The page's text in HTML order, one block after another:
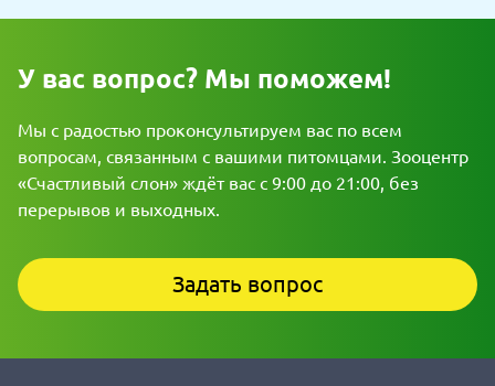
У вас вопрос? Мы поможем!
Мы с радостью проконсультируем вас по всем
вопросам, связанным с вашими питомцами. Зооцентр
«Счастливый слон» ждёт вас с 9:00 до 21:00, без
перерывов и выходных.
Задать вопрос